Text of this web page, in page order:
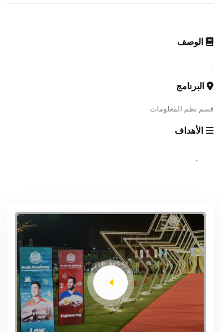
الوصف
.
البرنامج
قسم نظم المعلومات
الأهداف
..